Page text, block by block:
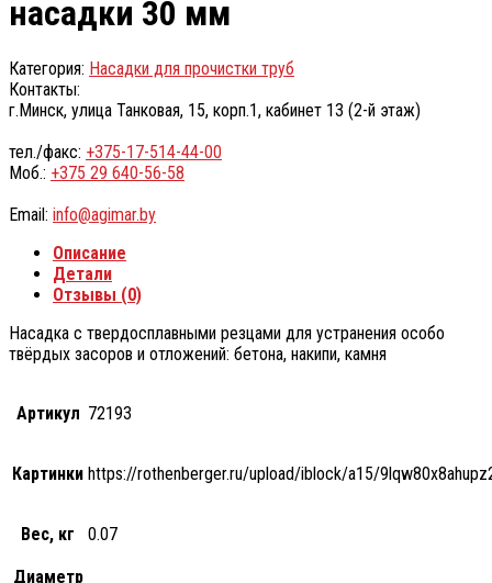
насадки 30 мм
Категория: Насадки для прочистки труб
Контакты:
г.Минск, улица Танковая, 15, корп.1, кабинет 13 (2-й этаж)
тел./факс: +375-17-514-44-00
Моб.: +375 29 640-56-58
Email: info@agimar.by
Описание
Детали
Отзывы (0)
Насадка с твердосплавными резцами для устранения особо
твёрдых засоров и отложений: бетона, накипи, камня
Артикул 72193
Картинки https://rothenberger.ru/upload/iblock/a15/
Вес, кг 0.07
Диаметр